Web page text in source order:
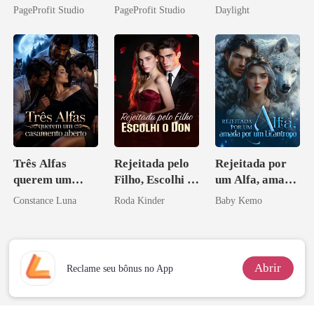
Inimigo do Meu
PageProfit Studio
Sua Bolsa de
PageProfit Studio
brilha
Daylight
Três Alfas
querem um
casamento
Constance Luna
Rejeitada pelo
Filho, Escolhi o
Don
Roda Kinder
Rejeitada por
um Alfa, amada
por um
Baby Kemo
Reclame seu bônus no App Abrir